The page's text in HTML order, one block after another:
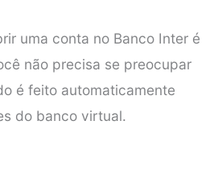
uma conta no Banco Inter é
não precisa se preocupar
é feito automaticamente
do banco virtual.